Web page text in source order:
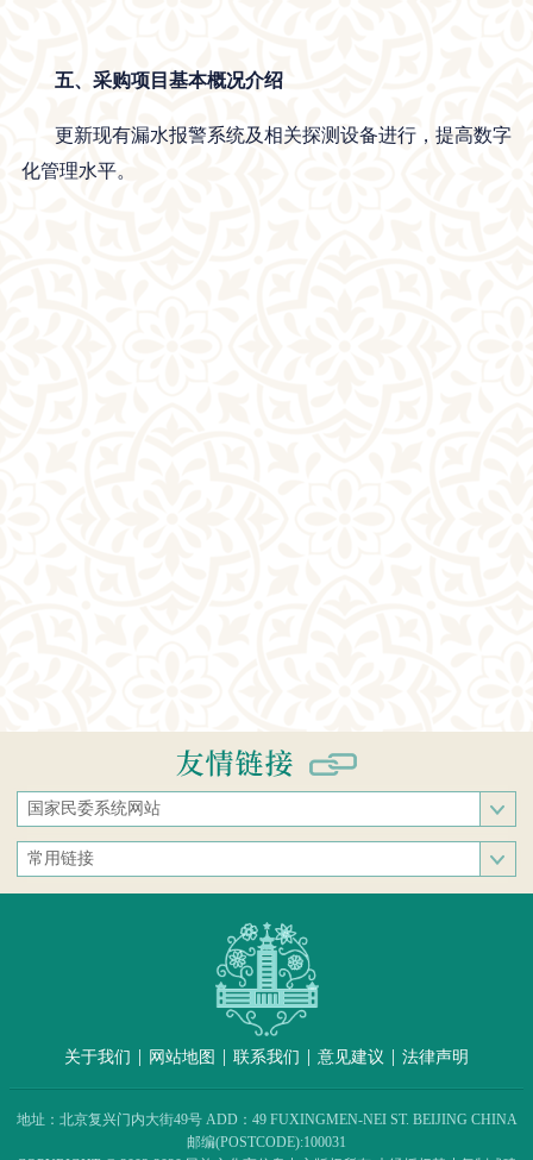
五、 采购项目基本概况介绍
更新现有漏水报警系统及相关探测设备进行，提高数字
化管理水平。
国家民委系统网站
国家民族事务委员会
中央民族大学
中央民族歌舞团
常用链接
中央统战部
关于我们 | 网站地图 | 联系我们 | 意见建议 | 法律声明
地址：北京复兴门内大街49号 ADD：49 FUXINGMEN-NEI ST. BEIJING CHINA
邮编(POSTCODE):100031